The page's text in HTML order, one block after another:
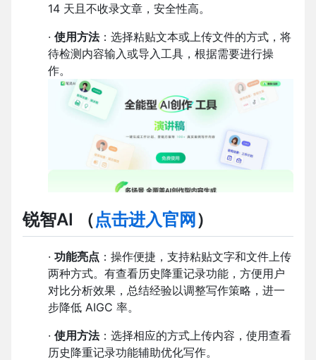
14 天且不收录文章，安全性高。
· 使用方法：选择粘贴文本或上传文件的方式，将
待检测内容输入或导入工具，根据需要进行操
作。
锐智AI （点击进入官网 ）
· 功能亮点 ：操作便捷，支持粘贴文字和文件上传
两种方式。有查看历史降重记录功能，方便用户
对比分析效果，总结经验以调整写作策略，进一
步降低 AIGC 率。
· 使用方法：选择相应的方式上传内容，使用查看
历史降重记录功能辅助优化写作。